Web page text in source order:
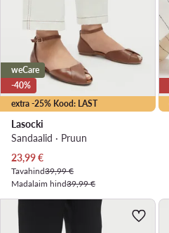
extra -25% Kood: LAST
weCare
-40%
Lasocki
Sandaalid · Pruun
Praegune hind
23,99€
Tavahind39,99 €
Madalaim hind39,99 €